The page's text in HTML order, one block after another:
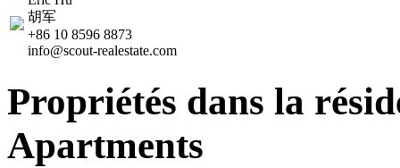
胡军
+86 10 8596 8873
info@scout-realestate.com
Propriétés dans la
Apartments